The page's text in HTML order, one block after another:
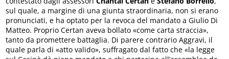
sul quale, a margine di una giunta straordinaria, non si erano
pronunciati, e ha optato per la revoca del mandato a Giulio Di
Matteo. Proprio Certan aveva bollato «come carta straccia»,
tanto da promettere battaglia. Di parere contrario Aggravi, il
quale parla di «atto valido», suffragato dal fatto che «la legge